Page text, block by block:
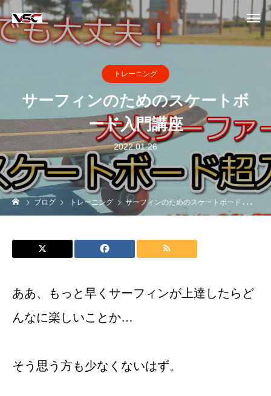
トレーニング
サーフィンのためのスケートボ
ード入門講座
2022.01.26
ブログ トレーニング サーフィンのためのスケートボード入門講座
ああ、もっと早くサーフィンが上達したらど
んなに楽しいことか…
そう思う方も少なくないはず。